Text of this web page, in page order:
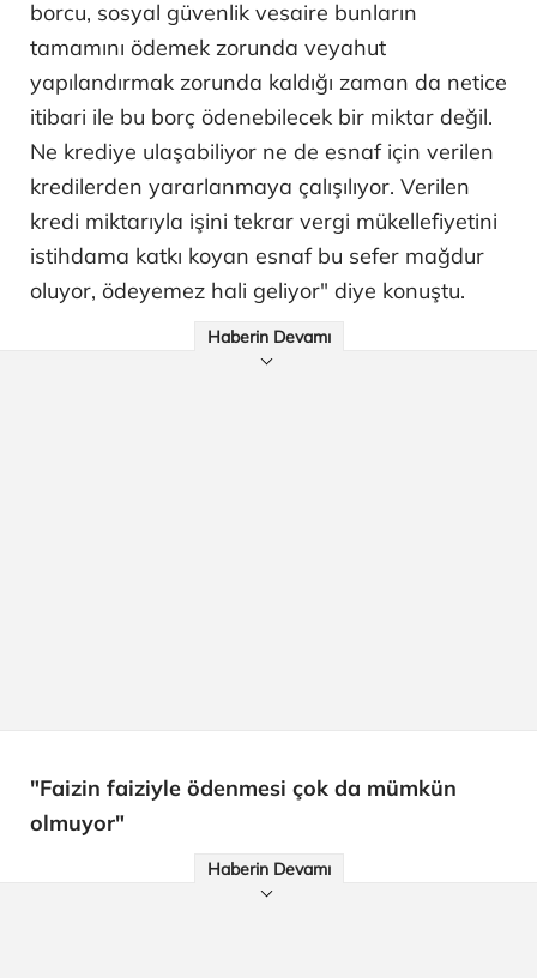
borcu, sosyal güvenlik vesaire bunların
tamamını ödemek zorunda veyahut
yapılandırmak zorunda kaldığı zaman da netice
itibari ile bu borç ödenebilecek bir miktar değil.
Ne krediye ulaşabiliyor ne de esnaf için verilen
kredilerden yararlanmaya çalışılıyor. Verilen
kredi miktarıyla işini tekrar vergi mükellefiyetini
istihdama katkı koyan esnaf bu sefer mağdur
oluyor, ödeyemez hali geliyor" diye konuştu.
Haberin Devamı
"Faizin faiziyle ödenmesi çok da mümkün
olmuyor"
Haberin Devamı